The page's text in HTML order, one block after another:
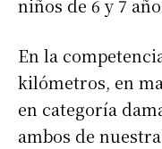
niños de 6 y 7
En la
kilómetros, en
en categoría
ambos de